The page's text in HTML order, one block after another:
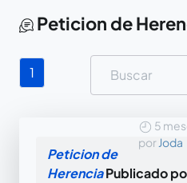
Peticion de
1
5
porJoda
Peticion de
HerenciaPublicado